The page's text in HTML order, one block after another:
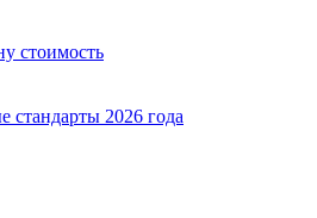
стоимость
стандарты 2026 года